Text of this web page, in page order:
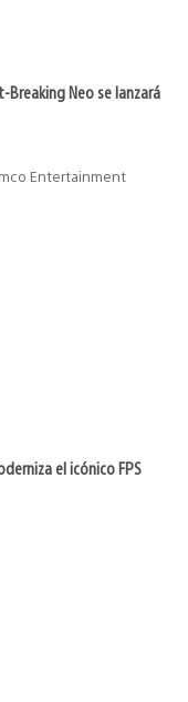
Breaking Neo se lanzará
Entertainment
el icónico FPS